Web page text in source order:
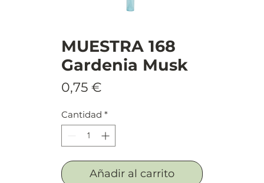
MUESTRA 168
Gardenia Musk
0,75 €
Cantidad *
Añadir al carrito